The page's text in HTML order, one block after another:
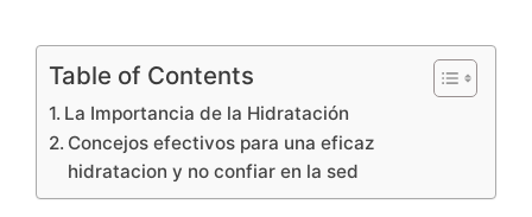
Table of Contents
La Importancia de la Hidratación
Concejos efectivos para una eficaz
hidratacion y no confiar en la sed